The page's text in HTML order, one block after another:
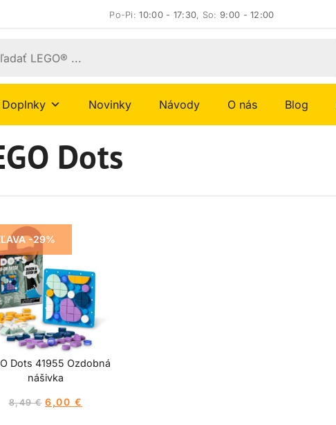
Po-Pi:10:00 - 17:30, So:9:00 - 12:00
Doplnky Novinky Návody O nás Blog
Dots
-29%
Dots 41955 Ozdobná
nášivka
8,49€ 6,00 €